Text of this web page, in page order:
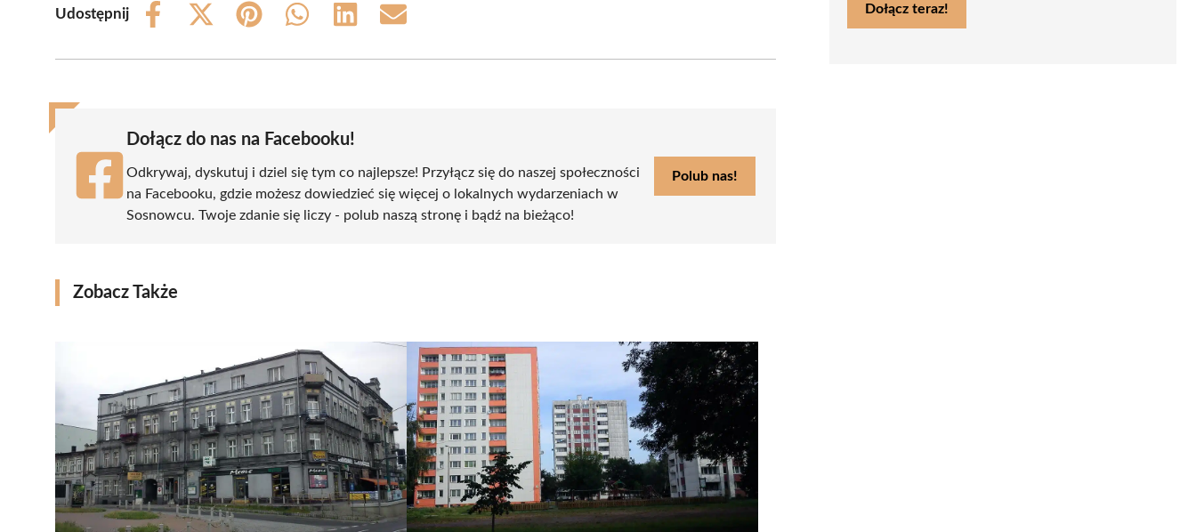
Udostępnij
Share
Share
(Twitter)
Share
Share
Share
Share
Dołącz do nas na Facebooku!
Odkrywaj, dyskutuj i dziel się tym co najlepsze! Przyłącz się do naszej społeczności
na Facebooku, gdzie możesz dowiedzieć się więcej o lokalnych wydarzeniach w
Sosnowcu. Twoje zdanie się liczy - polub naszą stronę i bądź na bieżąco!
Polub nas!
Zobacz Także
Dołącz teraz!